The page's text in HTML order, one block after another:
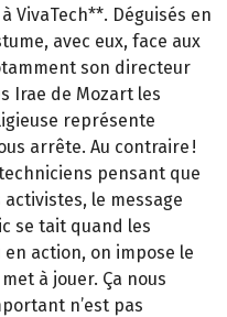
VivaTech**. Déguisés en
avec eux, face aux
son directeur
Irae de Mozart les
représente
arrête. Au contraire !
pensant que
activistes, le message
se tait quand les
action, on impose le
à jouer. Ça nous
n’est pas